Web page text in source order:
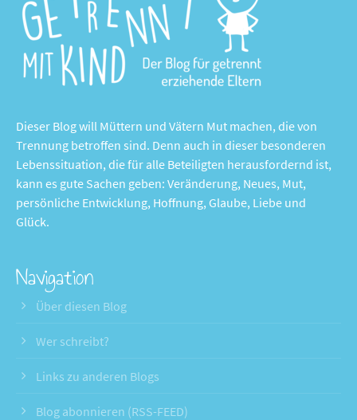
Dieser Blog will Müttern und Vätern Mut machen, die von
Trennung betroffen sind. Denn auch in dieser besonderen
Lebenssituation, die für alle Beteiligten herausfordernd ist,
kann es gute Sachen geben: Veränderung, Neues, Mut,
persönliche Entwicklung, Hoffnung, Glaube, Liebe und
Glück.
Navigation
Über diesen Blog
Wer schreibt?
Links zu anderen Blogs
Blog abonnieren (RSS-FEED)